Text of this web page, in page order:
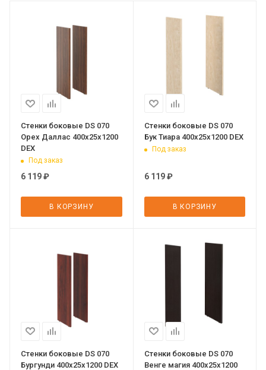
Стенки боковые DS 070
Орех Даллас 400х25х1200
DEX
Под заказ
6 119₽
В КОРЗИНУ
Стенки боковые DS 070
Бук Тиара 400х25х1200 DEX
Под заказ
6 119₽
В КОРЗИНУ
Стенки боковые DS 070
Бургунди 400х25х1200 DEX
Стенки боковые DS 070
Венге магия 400х25х1200